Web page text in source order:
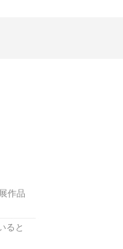
作品
ると